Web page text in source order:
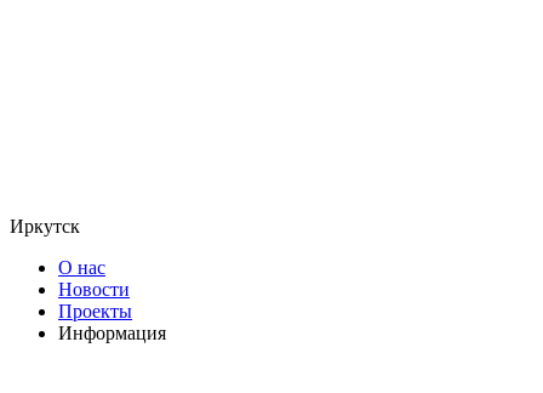
Иркутск
О нас
Новости
Проекты
Информация